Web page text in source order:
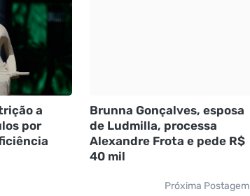
a
por
Brunna Gonçalves, esposa
de Ludmilla, processa
Alexandre Frota e pede R$
40 mil
Próxima Postagem